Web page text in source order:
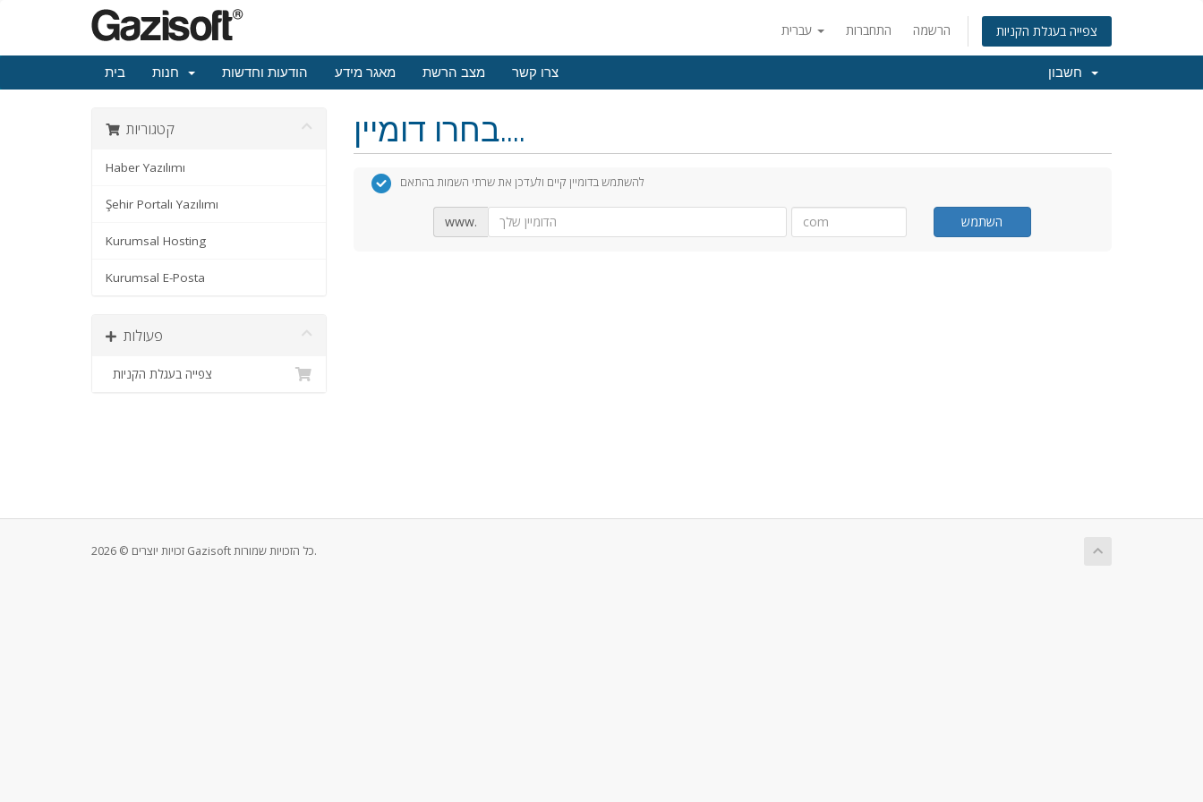
התחברות הרשמה צפייה בעגלת הקניות
בית הודעות וחדשות מאגר מידע מצב הרשת צרו קשר
קטגוריות
Haber Yazılımı
Şehir Portalı Yazılımı
Kurumsal Hosting
Kurumsal E-Posta
פעולות
צפייה בעגלת הקניות
בחרו דומיין....
להשתמש בדומיין קיים ולעדכן את שרתי השמות בהתאם
www. השתמש
זכויות יוצרים © 2026 Gazisoft כל הזכויות שמורות.